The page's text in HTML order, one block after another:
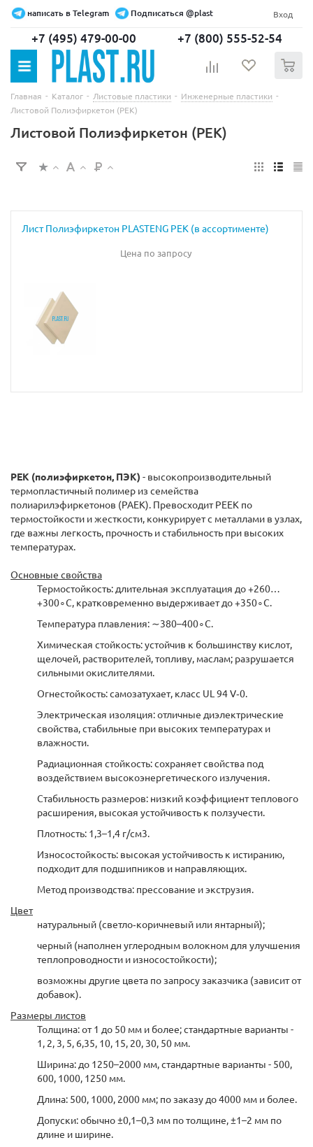
написать в Telegram Подписаться @plast Вход
+7 (495) 479-00-00 +7 (800) 555-52-54
Главная - Каталог - Листовые пластики - Инженерные пластики -
Листовой Полиэфиркетон (PEK)
Листовой Полиэфиркетон (PEK)
Лист Полиэфиркетон PLASTENG PEK (в ассортименте)
Цена по запросу
PEK (полиэфиркетон, ПЭК) - высокопроизводительный
термопластичный полимер из семейства
полиарилэфиркетонов (PAEK). Превосходит PEEK по
термостойкости и жесткости, конкурирует с металлами в узлах,
где важны легкость, прочность и стабильность при высоких
температурах.
Основные свойства
Термостойкость: длительная эксплуатация до +260…
+300∘C, кратковременно выдерживает до +350∘C.
Температура плавления: ∼380–400∘C.
Химическая стойкость: устойчив к большинству кислот,
щелочей, растворителей, топливу, маслам; разрушается
сильными окислителями.
Огнестойкость: самозатухает, класс UL 94 V‑0.
Электрическая изоляция: отличные диэлектрические
свойства, стабильные при высоких температурах и
влажности.
Радиационная стойкость: сохраняет свойства под
воздействием высокоэнергетического излучения.
Стабильность размеров: низкий коэффициент теплового
расширения, высокая устойчивость к ползучести.
Плотность: 1,3–1,4 г/см3.
Износостойкость: высокая устойчивость к истиранию,
подходит для подшипников и направляющих.
Метод производства: прессование и экструзия.
Цвет
натуральный (светло‑коричневый или янтарный);
черный (наполнен углеродным волокном для улучшения
теплопроводности и износостойкости);
возможны другие цвета по запросу заказчика (зависит от
добавок).
Размеры листов
Толщина: от 1 до 50 мм и более; стандартные варианты -
1, 2, 3, 5, 6,35, 10, 15, 20, 30, 50 мм.
Ширина: до 1250–2000 мм, стандартные варианты - 500,
600, 1000, 1250 мм.
Длина: 500, 1000, 2000 мм; по заказу до 4000 мм и более.
Допуски: обычно ±0,1–0,3 мм по толщине, ±1–2 мм по
длине и ширине.